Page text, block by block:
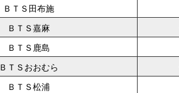
ＢＴＳ田布施
ＢＴＳ嘉麻
ＢＴＳ鹿島
ＢＴＳおおむら
ＢＴＳ松浦